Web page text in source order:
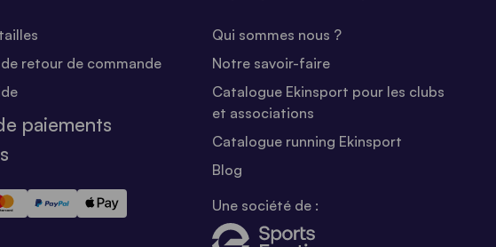
retour de commande
paiements
Qui sommes nous ?
Notre savoir-faire
Catalogue Ekinsport pour les clubs
et associations
Catalogue running Ekinsport
Blog
Une société de :